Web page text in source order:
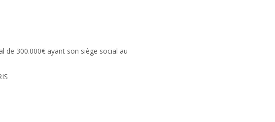
de 300.000€ ayant son siège social au